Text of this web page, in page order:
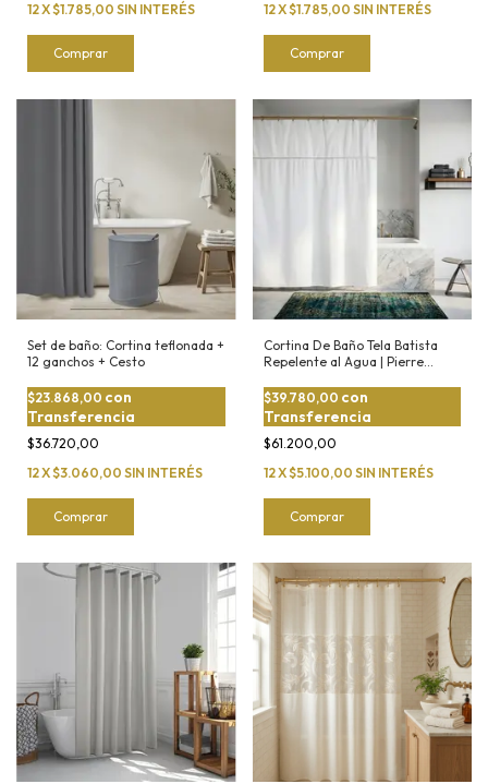
12X$1.785,00 SIN INTERÉS
Comprar
12X$1.785,00 SIN INTERÉS
Comprar
Set de baño: Cortina teflonada +
12 ganchos + Cesto
$36.720,00
$23.868,00 con
Transferencia
12X$3.060,00 SIN INTERÉS
Comprar
Cortina De Baño Tela Batista
Repelente al Agua | Pierre
$61.200,00
$39.780,00 con
Transferencia
12X$5.100,00 SIN INTERÉS
Comprar